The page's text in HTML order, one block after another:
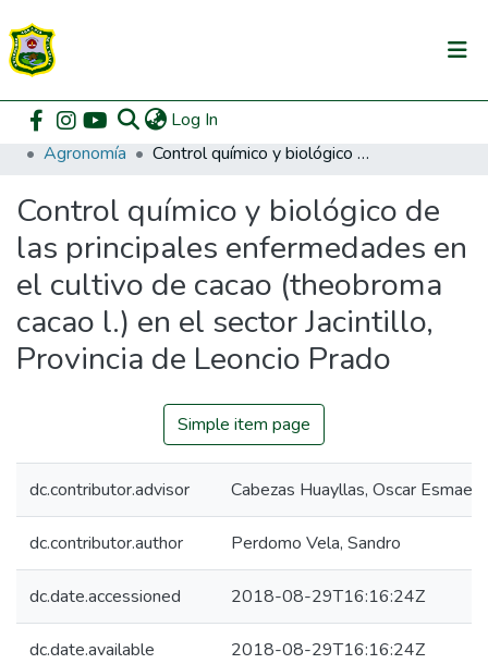
Log In
Communities & Collections
All of DSpace
DSpace Statistics
Home Pregrado
Facultad de Agronomía
Agronomía
Control químico y biológico de las principales enfermedades en el cultivo de cacao (theobroma cacao l.) en el sector Jacintillo, Provincia de Leoncio Prado
Control químico y biológico de
las principales enfermedades en
el cultivo de cacao (theobroma
cacao l.) en el sector Jacintillo,
Provincia de Leoncio Prado
Simple item page
dc.contributor.advisor Cabezas Huayllas, Oscar Esmael
dc.contributor.author Perdomo Vela, Sandro
dc.date.accessioned 2018-08-29T16:16:24Z
dc.date.available 2018-08-29T16:16:24Z